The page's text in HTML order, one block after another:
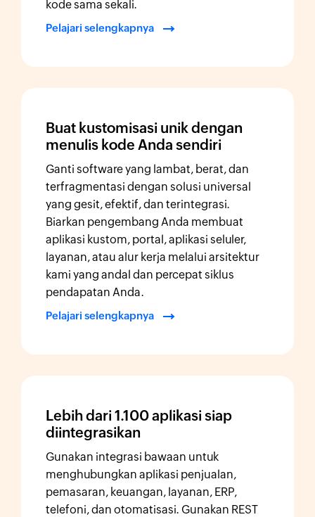
kode sama sekali.
Pelajari selengkapnya
Buat kustomisasi unik dengan
menulis kode Anda sendiri
Ganti software yang lambat, berat, dan
terfragmentasi dengan solusi universal
yang gesit, efektif, dan terintegrasi.
Biarkan pengembang Anda membuat
aplikasi kustom, portal, aplikasi seluler,
layanan, atau alur kerja melalui arsitektur
kami yang andal dan percepat siklus
pendapatan Anda.
Pelajari selengkapnya
Lebih dari 1.100 aplikasi siap
diintegrasikan
Gunakan integrasi bawaan untuk
menghubungkan aplikasi penjualan,
pemasaran, keuangan, layanan, ERP,
telefoni, dan otomatisasi. Gunakan REST